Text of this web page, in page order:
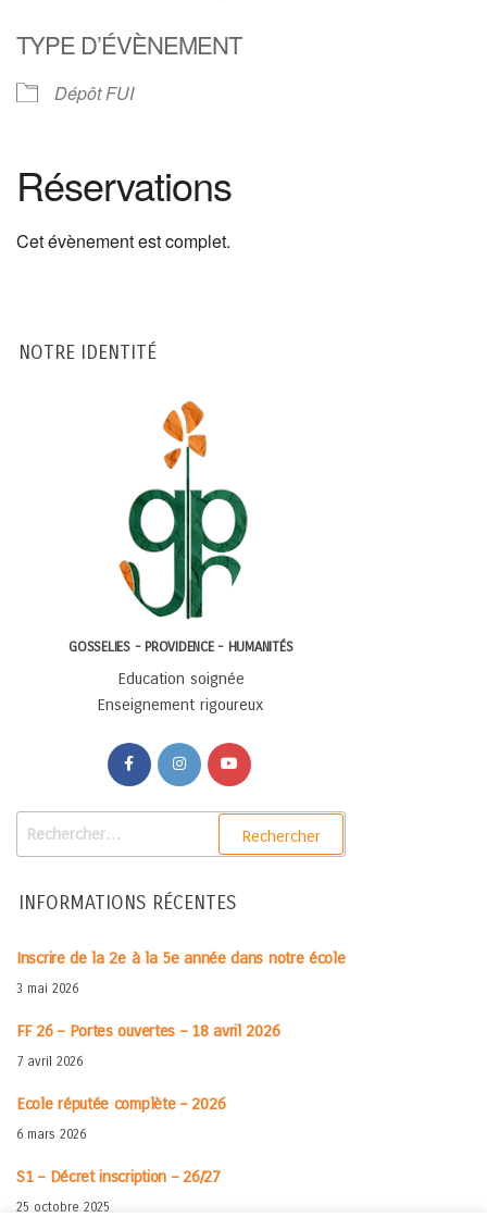
TYPE D’ÉVÈNEMENT
Dépôt FUI
Réservations
Cet évènement est complet.
NOTRE IDENTITÉ
GOSSELIES - PROVIDENCE - HUMANITÉS
Education soignée
Enseignement rigoureux
INFORMATIONS RÉCENTES
Inscrire de la 2e à la 5e année dans notre école
3 mai 2026
FF 26 – Portes ouvertes – 18 avril 2026
7 avril 2026
Ecole réputée complète – 2026
6 mars 2026
S1 – Décret inscription – 26/27
25 octobre 2025